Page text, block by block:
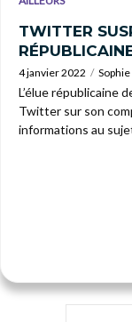
TWITTER
4 janvier 2022
L’élue républicaine
Twitter sur son
informations au